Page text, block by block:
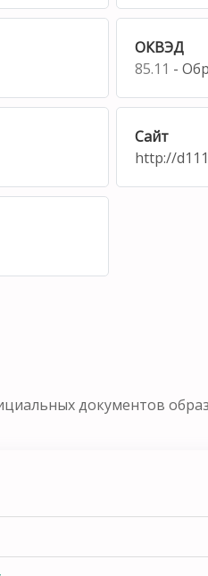
ОКВЭД
85.11 -
Сайт
http://
документов